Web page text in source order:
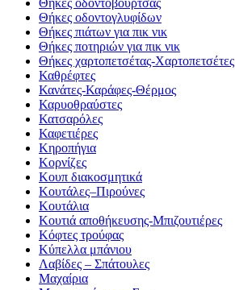
Θήκες οδοντογλυφίδων
Θήκες πιάτων για πικ νικ
Θήκες ποτηριών για πικ νικ
Θήκες χαρτοπετσέτας-Χαρτοπετσέτες
Καθρέφτες
Κανάτες-Καράφες-Θέρμος
Καρυοθραύστες
Κατσαρόλες
Καφετιέρες
Κηροπήγια
Κορνίζες
Κουπ διακοσμητικά
Κουτάλες–Πιρούνες
Κουτάλια
Κουτιά αποθήκευσης-Μπιζουτιέρες
Κόφτες τρούφας
Κύπελλα μπάνιου
Λαβίδες – Σπάτουλες
Μαχαίρια